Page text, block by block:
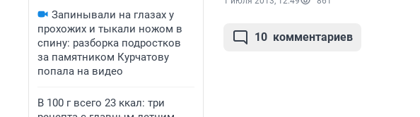
Запинывали на глазах у
прохожих и тыкали ножом в
спину: разборка подростков
за памятником Курчатову
попала на видео
В 100 г всего 23 ккал: три
10 комментариев